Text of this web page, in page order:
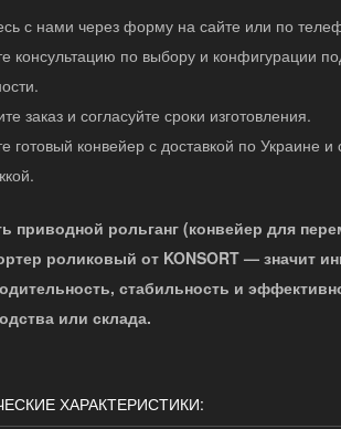
с нами через форму на сайте или по
консультацию по выбору и конфигурации
заказ и согласуйте сроки изготовления.
готовый конвейер с доставкой по Украине и
приводной рольганг (конвейер для
роликовый от KONSORT — значит
стабильность и
или склада.
ХАРАКТЕРИСТИКИ: